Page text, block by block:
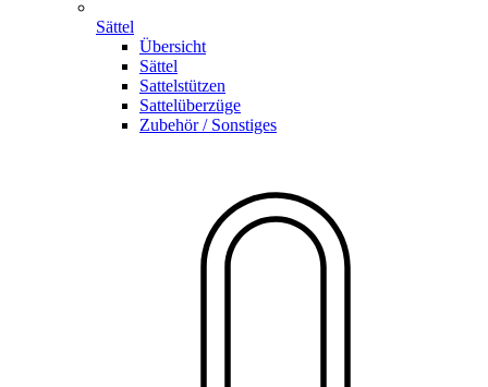
Sättel
Übersicht
Sättel
Sattelstützen
Sattelüberzüge
Zubehör / Sonstiges